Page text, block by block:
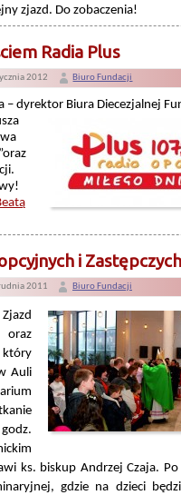
zjazd. Do zobaczenia!
Radia Plus
2012 Biuro Fundacji
– dyrektor Biura Diecezjalnej
i Zastępczych
2011 Biuro Fundacji
oraz
Auli
ks. biskup Andrzej Czaja.
gdzie na dzieci